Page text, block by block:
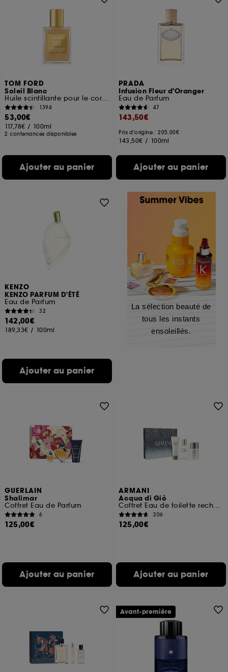
TOM FORD
Soleil Blanc
Huile scintillante pour le corps
1394
53,00€
117,78€ / 100ml
2 contenances disponibles
Ajouter au panier
PRADA
Infusion Fleur d'Oranger
Eau de Parfum
47
143,50€
Prix d'origine : 205,00€
143,50€ / 100ml
Ajouter au panier
KENZO
KENZO PARFUM D'ÉTÉ
Eau de Parfum
32
142,00€
189,33€ / 100ml
Ajouter au panier
La sélection beauté de
tous les instants
ensoleillés.
GUERLAIN
Shalimar
Coffret Eau de Parfum
6
125,00€
Ajouter au panier
ARMANI
Acqua di Giò
Coffret Eau de toilette rechargeable pour homme
206
125,00€
Ajouter au panier
Avant-première